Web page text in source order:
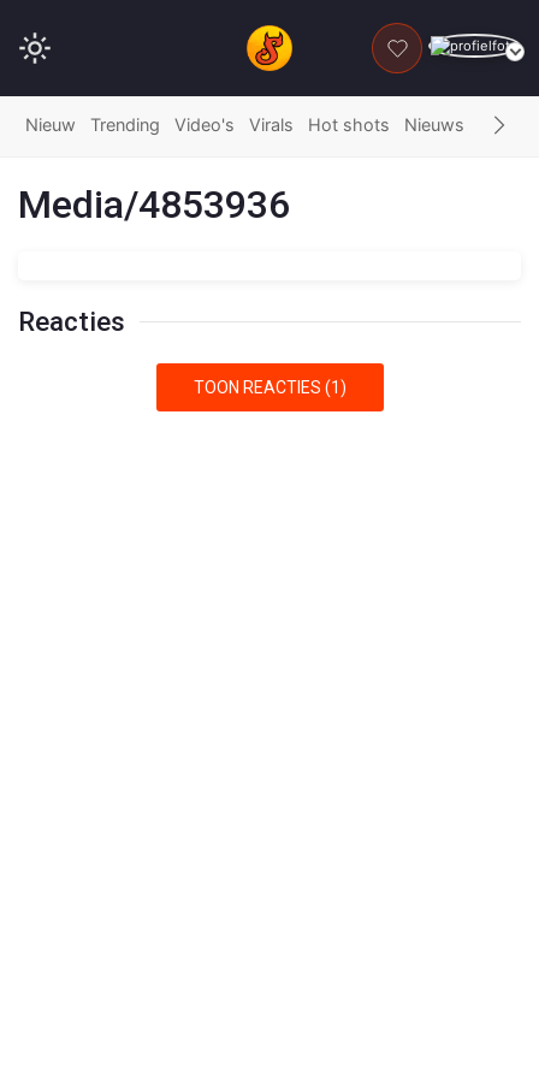
DONEER
Nieuw Trending Video's Virals Hot shots Nieuws Fails
Media/4853936
Reacties
TOON REACTIES (1)